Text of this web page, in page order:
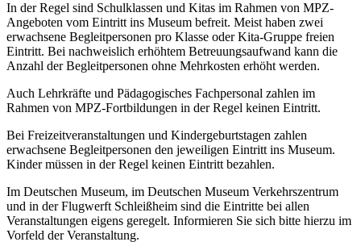
In der Regel sind Schulklassen und Kitas im Rahmen von MPZ-
Angeboten vom Eintritt ins Museum befreit. Meist haben zwei
erwachsene Begleitpersonen pro Klasse oder Kita-Gruppe freien
Eintritt. Bei nachweislich erhöhtem Betreuungsaufwand kann die
Anzahl der Begleitpersonen ohne Mehrkosten erhöht werden.
Auch Lehrkräfte und Pädagogisches Fachpersonal zahlen im
Rahmen von MPZ-Fortbildungen in der Regel keinen Eintritt.
Bei Freizeitveranstaltungen und Kindergeburtstagen zahlen
erwachsene Begleitpersonen den jeweiligen Eintritt ins Museum.
Kinder müssen in der Regel keinen Eintritt bezahlen.
Im Deutschen Museum, im Deutschen Museum Verkehrszentrum
und in der Flugwerft Schleißheim sind die Eintritte bei allen
Veranstaltungen eigens geregelt. Informieren Sie sich bitte hierzu im
Vorfeld der Veranstaltung.